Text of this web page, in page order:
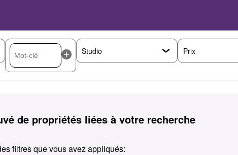
Prix
de propriétés liées à votre recherche
filtres que vous avez appliqués: